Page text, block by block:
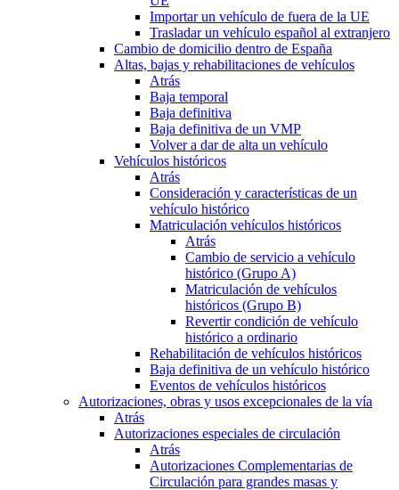
Importar un vehículo de fuera de la UE
Trasladar un vehículo español al extranjero
Cambio de domicilio dentro de España
Altas, bajas y rehabilitaciones de vehículos
Atrás
Baja temporal
Baja definitiva
Baja definitiva de un VMP
Volver a dar de alta un vehículo
Vehículos históricos
Atrás
Consideración y características de un
vehículo histórico
Matriculación vehículos históricos
Atrás
Cambio de servicio a vehículo
histórico (Grupo A)
Matriculación de vehículos
históricos (Grupo B)
Revertir condición de vehículo
histórico a ordinario
Rehabilitación de vehículos históricos
Baja definitiva de un vehículo histórico
Eventos de vehículos históricos
Autorizaciones, obras y usos excepcionales de la vía
Atrás
Autorizaciones especiales de circulación
Atrás
Autorizaciones Complementarias de
Circulación para grandes masas y